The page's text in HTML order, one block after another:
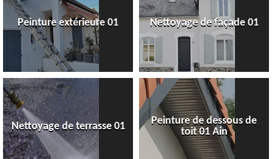
Peinture extérieure 01 Nettoyage de façade 01
Nettoyage de terrasse 01
Peinture de dessous de
toit 01 Ain